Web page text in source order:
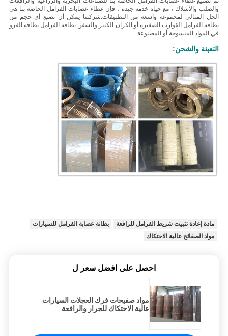
والصلب والأسلاك ، مع حياة خدمة جيدة ، فإن غطاء عصابات الفرامل الخاصة بنا هي
الحل المثالي لمجموعة واسعة من التطبيقات.شركتنا يمكن أن تصنع أي حجم من
بطاقة الفرامل القوارب الصغيرة أو الكران الكبير والسفن بطاقة الفرامل بطاقة الفرو
في المواد المنسوجة أو المصنوعة.
التعبئة والشحن:
مادة إعادة تثبيت شريط الفرامل للرافعة
بطانة عصابة الفرامل للسيارات
مواد الصفائح عالية الاحتكاك
احصل على افضل سعر ل
مواد صفيحات فرك العجلات السيارات
عالية الاحتكاك للجرار والرافعة